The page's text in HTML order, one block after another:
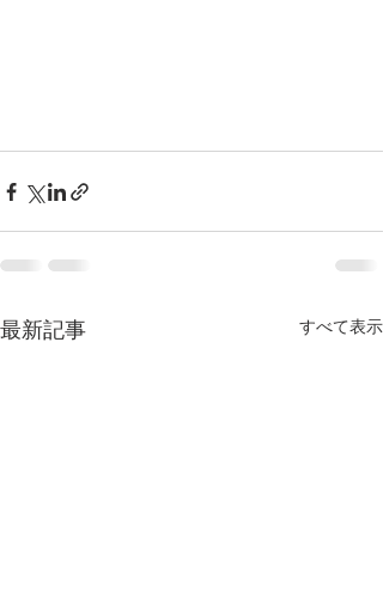
最新記事 すべて表示